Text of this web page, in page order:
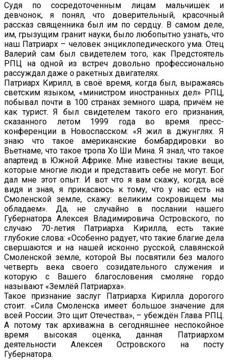
Судя по сосредоточенным лицам мальчишек и
девчонок, я понял, что доверительный, красочный
рассказ священника был им по сердцу. В самом деле,
им, грызущим гранит науки, было любопытно узнать, что
наш Патриарх – человек энциклопедического ума. Отец
Валерий сам был свидетелем того, как Предстоятель
РПЦ на одной из встреч довольно профессионально
рассуждал даже о ракетных двигателях.
Патриарх Кирилл, в своё время, когда был, выражаясь
светским языком, «министром иностранных дел» РПЦ,
побывал почти в 100 странах земного шара, причём не
как турист. Я был свидетелем такого его признания,
сказанного летом 1999 года во время пресс-
конференции в Новоспасском: «Я жил в джунглях. Я
знаю что такое американские бомбардировки во
Вьетнаме, что такое тропа Хо Ши Мина. Я знал, что такое
апартеид в Южной Африке. Мне известны такие вещи,
которые многие люди и представить себе не могут. Бог
дал мне этот опыт. И вот что я вам скажу, когда, всё
видя и зная, я прикасаюсь к тому, что у нас есть на
Смоленской земле, скажу: великим сокровищем мы
обладаем». Да, не случайно в послании нашего
Губернатора Алексея Владимировича Островского, по
случаю 70-летия Патриарха Кирилла, есть такие
глубокие слова: «Особенно радует, что такие благие дела
свершаются и на нашей исконно русской, славянской
Смоленской земле, которой Вы посвятили без малого
четверть века своего созидательного служения и
которую с Вашего благословения смоляне гордо
называют «Землёй Патриарха».
Такое признание заслуг Патриарха Кирилла дорогого
стоит. «Сила Смоленска имеет большое значение для
всей России. Это щит Отечества», – убеждён Глава РПЦ.
А потому так архиважна в сегодняшнее неспокойное
время высокая оценка, данная Патриархом
деятельности Алексея Островского на посту
Губернатора.